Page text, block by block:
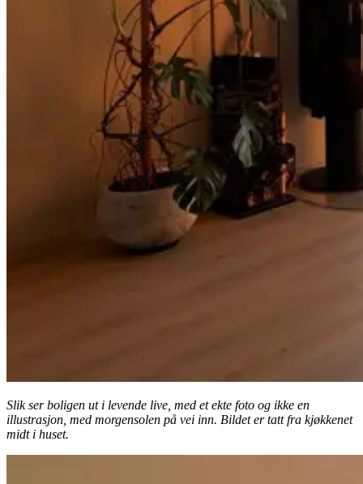
Slik ser boligen ut i levende live, med et ekte foto og ikke en
illustrasjon, med morgensolen på vei inn. Bildet er tatt fra kjøkkenet
midt i huset.